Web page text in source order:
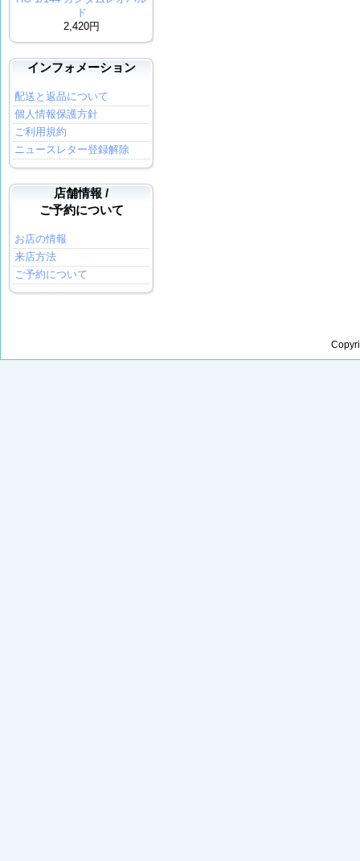
ド
2,420円
インフォメーション
配送と返品について
個人情報保護方針
ご利用規約
ニュースレター登録解除
店舗情報 /
ご予約について
お店の情報
来店方法
ご予約について